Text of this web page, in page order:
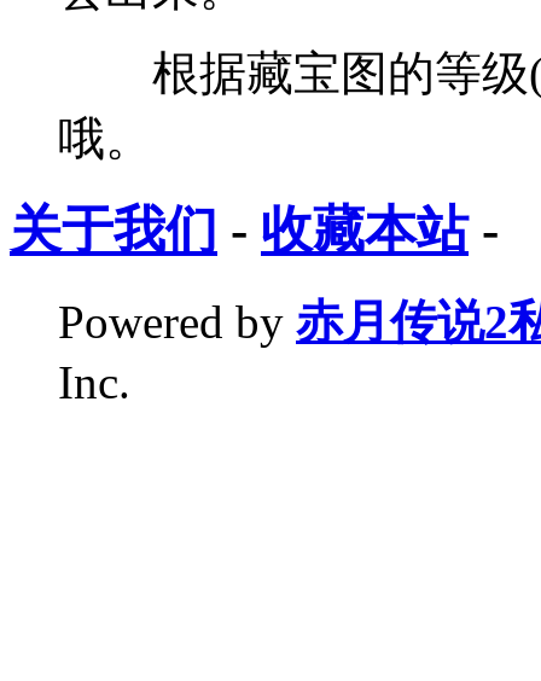
根据藏宝图的等级(
哦。
关于我们 - 收藏本站-
Powered by 赤月传说2
Inc.